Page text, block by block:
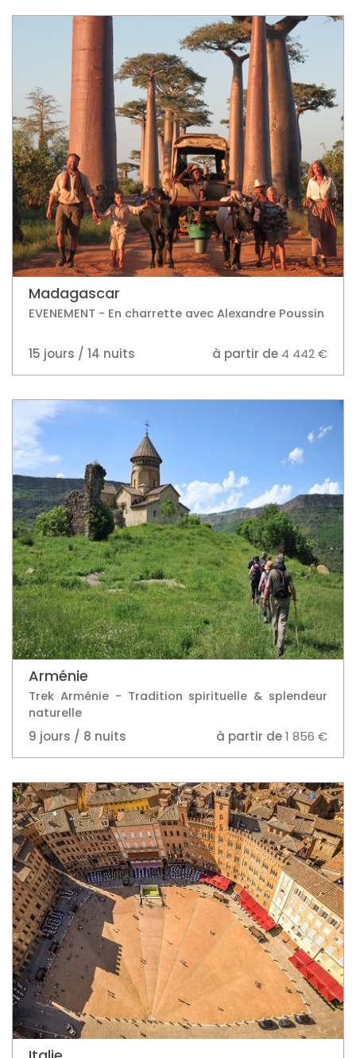
Madagascar
EVENEMENT - En charrette avec Alexandre Poussin
15 jours / 14 nuits à partir de 4 442 €
Arménie
Trek Arménie - Tradition spirituelle & splendeur
naturelle
9 jours / 8 nuits à partir de1 856 €
Italie